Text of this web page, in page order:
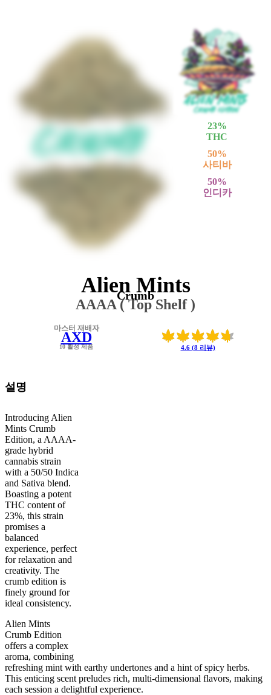
23%
THC
50%
사티바
50%
인디카
Alien Mints
Crumb
AAAA ( Top Shelf )
4.6 (8 리뷰)
마스터 재배자
AXD
10 활성 제품
설명
Introducing Alien
Mints Crumb
Edition, a AAAA-
grade hybrid
cannabis strain
with a 50/50 Indica
and Sativa blend.
Boasting a potent
THC content of
23%, this strain
promises a
balanced
experience, perfect
for relaxation and
creativity. The
crumb edition is
finely ground for
ideal consistency.
Alien Mints
Crumb Edition
offers a complex
aroma, combining
refreshing mint with earthy undertones and a hint of spicy herbs.
This enticing scent preludes rich, multi-dimensional flavors, making
each session a delightful experience.